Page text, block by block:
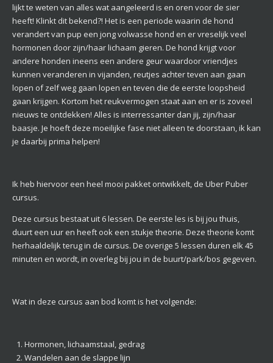
lijkt te weten van alles wat aangeleerd is en oren voor de sier
heeft! Klinkt dit bekend?! Het is een periode waarin de hond
verandert van pup een jong volwasse hond en er vreselijk veel
hormonen door zijn/haar lichaam gieren. De hond krijgt voor
andere honden ineens een andere geur waardoor vriendjes
kunnen veranderen in vijanden, reutjes achter teven aan gaan
lopen of zelf weg gaan lopen en teven die de eerste loopsheid
gaan krijgen. Kortom het reukvermogen staat aan en er is zoveel
nieuws te ontdekken! Alles is interressanter dan jij, zijn/haar
baasje. Je hoeft deze moeilijke fase niet alleen te doorstaan, ik kan
je daarbij prima helpen!
Ik heb hiervoor een heel mooi pakket ontwikkelt, de Uber Puber
cursus.
Deze cursus bestaat uit 6 lessen. De eerste les is bij jou thuis,
duurt een uur en heeft ook een stukje theorie. Deze theorie komt
herhaaldelijk terug in de cursus. De overige 5 lessen duren elk 45
minuten en wordt, in overleg bij jou in de buurt/park/bos gegeven.
Wat in deze cursus aan bod komt is het volgende:
Hormonen, lichaamstaal, gedrag
Wandelen aan de slappe lijn